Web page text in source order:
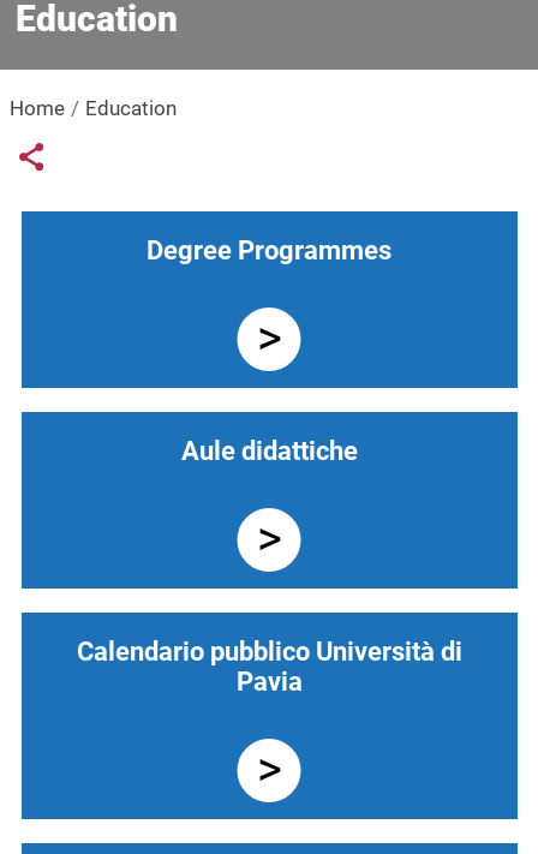
Education
Home Education
Links condivisione social
Share button
Navigazione principale
Degree Programmes
Aule didattiche
Calendario pubblico Università di
Pavia